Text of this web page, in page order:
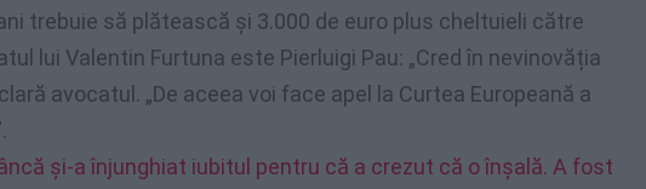
trebuie să plătească și 3.000 de euro plus cheltuieli către
lui Valentin Furtuna este Pierluigi Pau: „Cred în nevinovăția
avocatul. „De aceea voi face apel la Curtea Europeană a
și-a înjunghiat iubitul pentru că a crezut că o înșală. A fost